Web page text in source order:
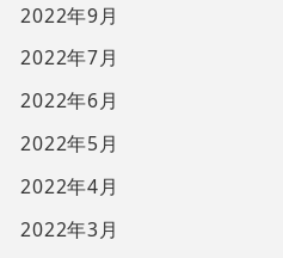
2022年9月
2022年7月
2022年6月
2022年5月
2022年4月
2022年3月